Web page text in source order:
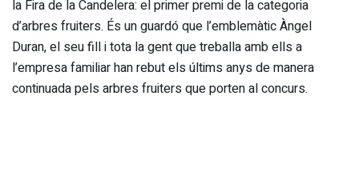
la Fira de la Candelera: el primer premi de la categoria
d’arbres fruiters. És un guardó que l’emblemàtic Àngel
Duran, el seu fill i tota la gent que treballa amb ells a
l’empresa familiar han rebut els últims anys de manera
continuada pels arbres fruiters que porten al concurs.